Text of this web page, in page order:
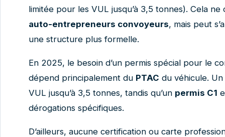
limitée pour les VUL jusqu’à 3,5 tonnes). Cela
auto-entrepreneurs convoyeurs, mais peut
une structure plus formelle.
En 2025, le besoin d’un permis spécial pour le
dépend principalement du PTAC du véhicule.
VUL jusqu’à 3,5 tonnes, tandis qu’un permis C1
dérogations spécifiques.
D’ailleurs, aucune certification ou carte